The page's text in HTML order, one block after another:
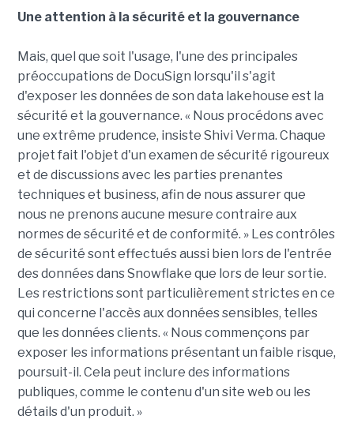
Une attention à la sécurité et la gouvernance
Mais, quel que soit l'usage, l'une des principales
préoccupations de DocuSign lorsqu'il s'agit
d'exposer les données de son data lakehouse est la
sécurité et la gouvernance. « Nous procédons avec
une extrême prudence, insiste Shivi Verma. Chaque
projet fait l'objet d'un examen de sécurité rigoureux
et de discussions avec les parties prenantes
techniques et business, afin de nous assurer que
nous ne prenons aucune mesure contraire aux
normes de sécurité et de conformité. » Les contrôles
de sécurité sont effectués aussi bien lors de l'entrée
des données dans Snowflake que lors de leur sortie.
Les restrictions sont particulièrement strictes en ce
qui concerne l'accès aux données sensibles, telles
que les données clients. « Nous commençons par
exposer les informations présentant un faible risque,
poursuit-il. Cela peut inclure des informations
publiques, comme le contenu d'un site web ou les
détails d'un produit. »